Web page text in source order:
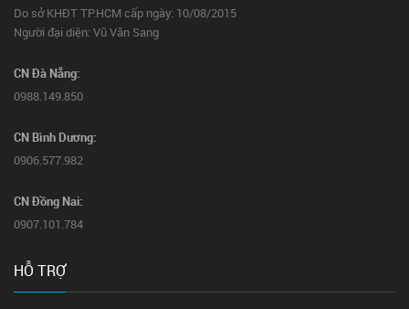
Do sở KHĐT TP.HCM cấp ngày: 10/08/2015
Người đại diện: Vũ Văn Sang
CN Đà Nẵng:
0988.149.850
CN Bình Dương:
0906.577.982
CN Đồng Nai:
0907.101.784
HỖ TRỢ